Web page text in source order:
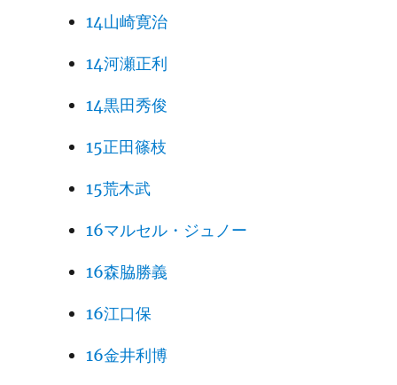
14山崎寛治
14河瀬正利
14黒田秀俊
15正田篠枝
15荒木武
16マルセル・ジュノー
16森脇勝義
16江口保
16金井利博